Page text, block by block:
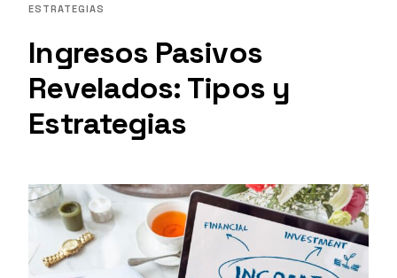
ESTRATEGIAS
Ingresos Pasivos
Revelados: Tipos y
Estrategias